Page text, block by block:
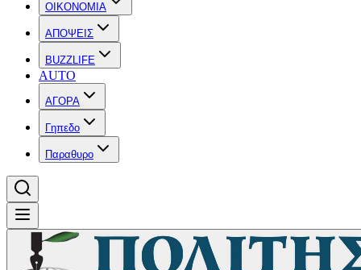
OIKONOMIA
ΑΠΟΨΕΙΣ
BUZZLIFE
AUTO
ΑΓΟΡΑ
Γηπεδο
Παραθυρο